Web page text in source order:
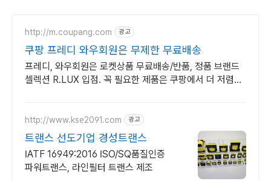
http://m.coupang.com 광고
쿠팡 프레디 와우회원은 무제한 무료배송
프레디, 와우회원은 로켓상품 무료배송/반품, 정품 브랜드
셀렉션 R.LUX 입점. 꼭 필요한 제품은 쿠팡에서 더 저렴하
http://www.kse2091.com 광고
트랜스 선도기업 경성트랜스
IATF 16949:2016 ISO/SQ품질인증
파워트랜스, 라인필터 트랜스 제조